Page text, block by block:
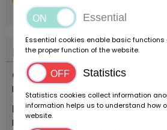
Location
Country
Italia
Location
Reggio Emilia
Essential
Essential cookies enable basic
the proper function of the website.
Statistics
Statistics cookies collect information
information helps us to understand how
website.